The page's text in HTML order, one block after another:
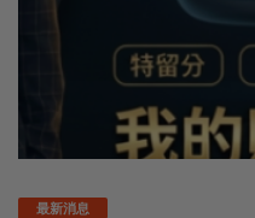
最新消息